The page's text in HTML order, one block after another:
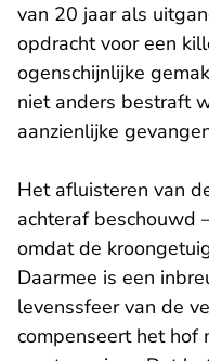
van 20 jaar als
opdracht voor een
ogenschijnlijke
niet anders bestraft
aanzienlijke
Het afluisteren van
achteraf beschouwd
omdat de
Daarmee is een
levenssfeer van de
compenseert het hof